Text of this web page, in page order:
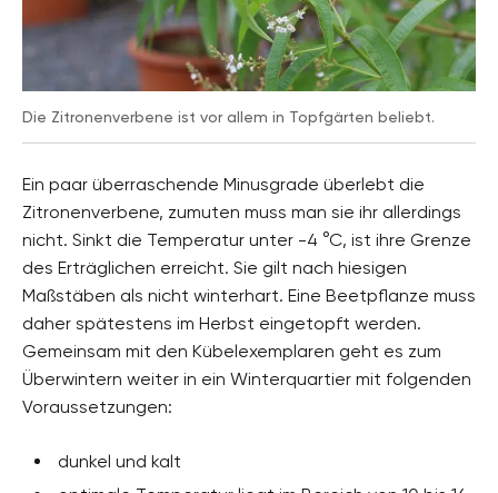
Die Zitronenverbene ist vor allem in Topfgärten beliebt.
Ein paar überraschende Minusgrade überlebt die
Zitronenverbene, zumuten muss man sie ihr allerdings
nicht. Sinkt die Temperatur unter -4 °C, ist ihre Grenze
des Erträglichen erreicht. Sie gilt nach hiesigen
Maßstäben als nicht winterhart. Eine Beetpflanze muss
daher spätestens im Herbst eingetopft werden.
Gemeinsam mit den Kübelexemplaren geht es zum
Überwintern weiter in ein Winterquartier mit folgenden
Voraussetzungen:
dunkel und kalt